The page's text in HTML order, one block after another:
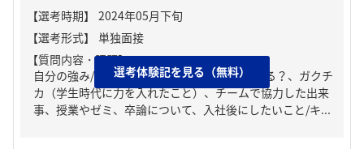
【質問内容・課題】
自分の強み/弱み、周りからどんな人といわれる？、ガクチ
カ（学生時代に力を入れたこと）、チームで協力した出来
事、授業やゼミ、卒論について、入社後にしたいこと/キ...
選考体験記を見る（無料）